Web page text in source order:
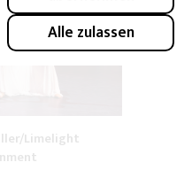
Limelight
Alle zulassen